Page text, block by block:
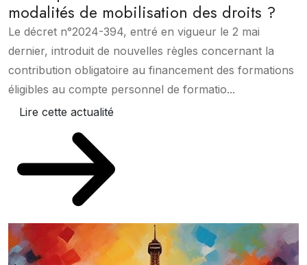
modalités de mobilisation des droits ?
Le décret n°2024-394, entré en vigueur le 2 mai
dernier, introduit de nouvelles règles concernant la
contribution obligatoire au financement des formations
éligibles au compte personnel de formatio...
Lire cette actualité